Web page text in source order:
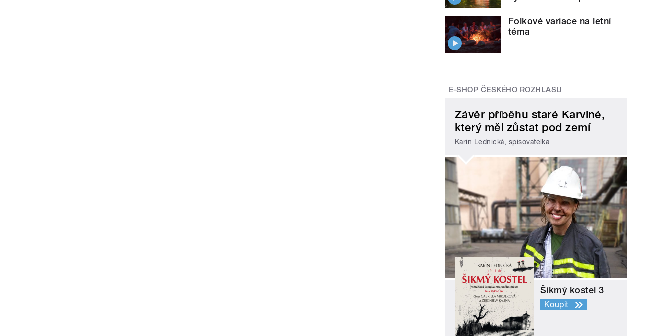
Folkové variace na letní
téma
E-SHOP ČESKÉHO ROZHLASU
Závěr příběhu staré Karviné,
který měl zůstat pod zemí
Karin Lednická, spisovatelka
Šikmý kostel 3
Koupit